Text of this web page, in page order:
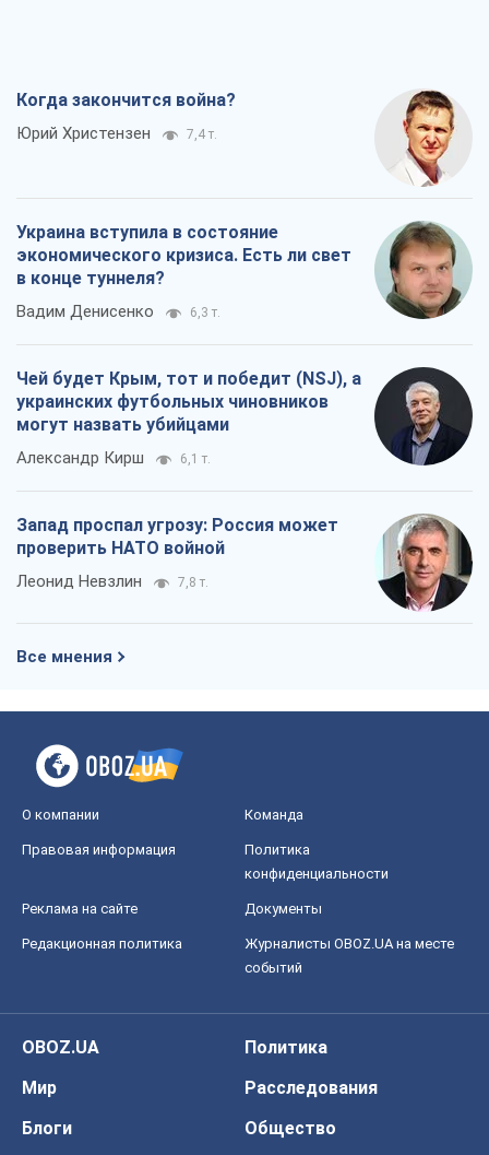
Когда закончится война?
Юрий Христензен 7,4 т.
Украина вступила в состояние
экономического кризиса. Есть ли свет
в конце туннеля?
Вадим Денисенко 6,3 т.
Чей будет Крым, тот и победит (NSJ), а
украинских футбольных чиновников
могут назвать убийцами
Александр Кирш 6,1 т.
Запад проспал угрозу: Россия может
проверить НАТО войной
Леонид Невзлин 7,8 т.
Все мнения
О компании Команда
Правовая информация
Политика
конфиденциальности
Реклама на сайте Документы
Редакционная политика
Журналисты OBOZ.UA на месте
событий
OBOZ.UA
Политика
Мир
Расследования
Блоги
Общество